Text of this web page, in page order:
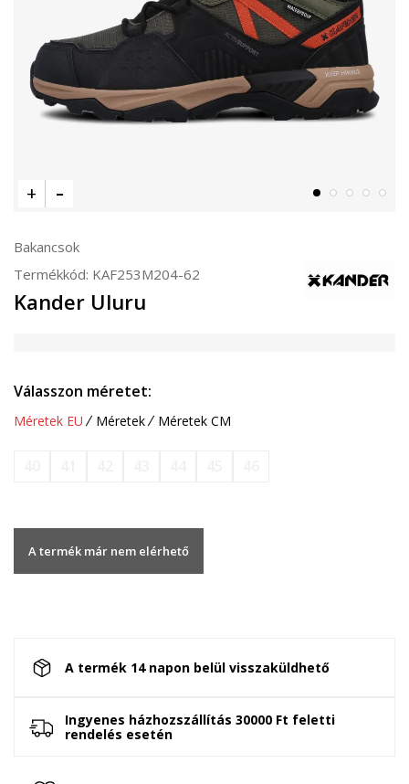
Bakancsok
Termékkód: KAF253M204-62
Kander Uluru
Válasszon méretet:
Méretek EU Méretek Méretek CM
A termék már nem elérhető
A termék 14 napon belül visszaküldhető
Ingyenes házhozszállítás 30000 Ft feletti
rendelés esetén